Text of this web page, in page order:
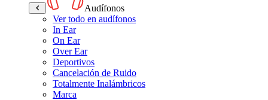
Audífonos
Ver todo en audífonos
In Ear
On Ear
Over Ear
Deportivos
Cancelación de Ruido
Totalmente Inalámbricos
Marca